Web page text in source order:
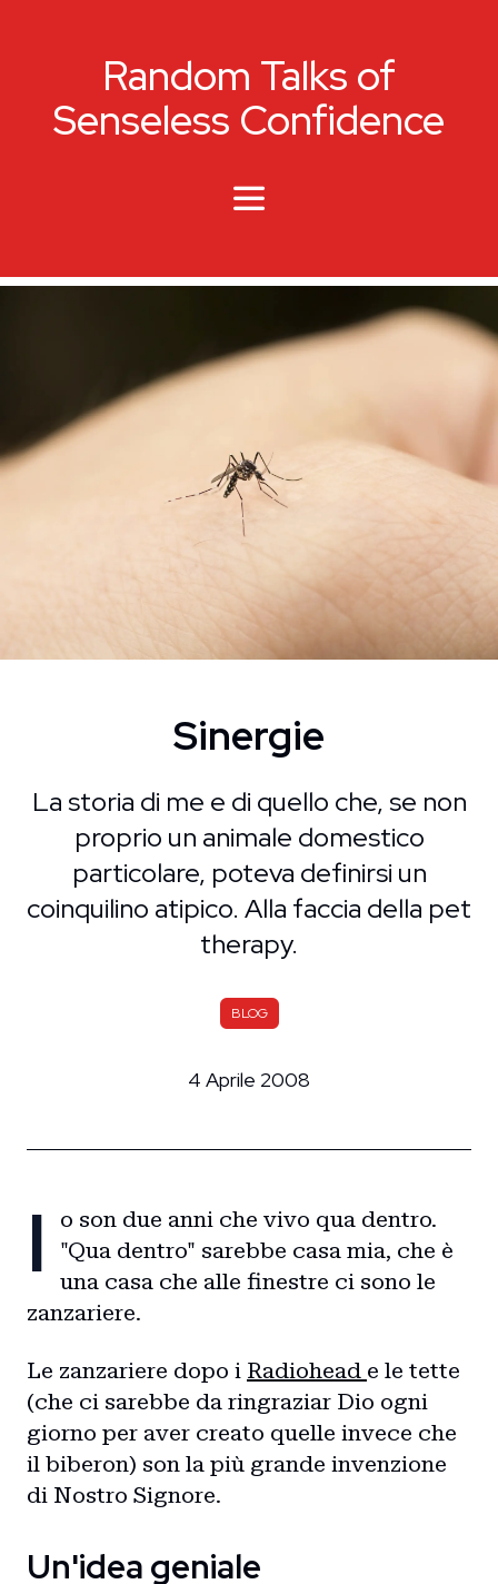
Random Talks of
Senseless Confidence
Sinergie
La storia di me e di quello che, se non
proprio un animale domestico
particolare, poteva definirsi un
coinquilino atipico. Alla faccia della pet
therapy.
BLOG
4 Aprile 2008
I
o son due anni che vivo qua dentro.
"Qua dentro" sarebbe casa mia, che è
una casa che alle finestre ci sono le
zanzariere.
Le zanzariere dopo i Radiohead e le tette
(che ci sarebbe da ringraziar Dio ogni
giorno per aver creato quelle invece che
il biberon) son la più grande invenzione
di Nostro Signore.
Un'idea geniale